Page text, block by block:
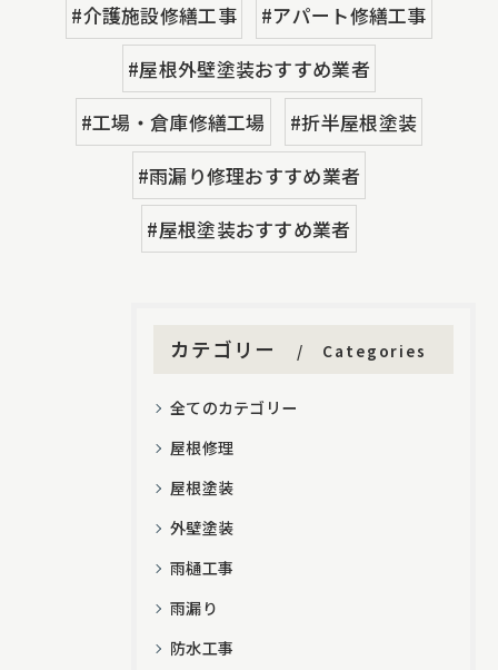
#介護施設修繕工事
#アパート修繕工事
#屋根外壁塗装おすすめ業者
#工場・倉庫修繕工場
#折半屋根塗装
#雨漏り修理おすすめ業者
#屋根塗装おすすめ業者
カテゴリー Categories
全てのカテゴリー
屋根修理
屋根塗装
外壁塗装
雨樋工事
雨漏り
防水工事